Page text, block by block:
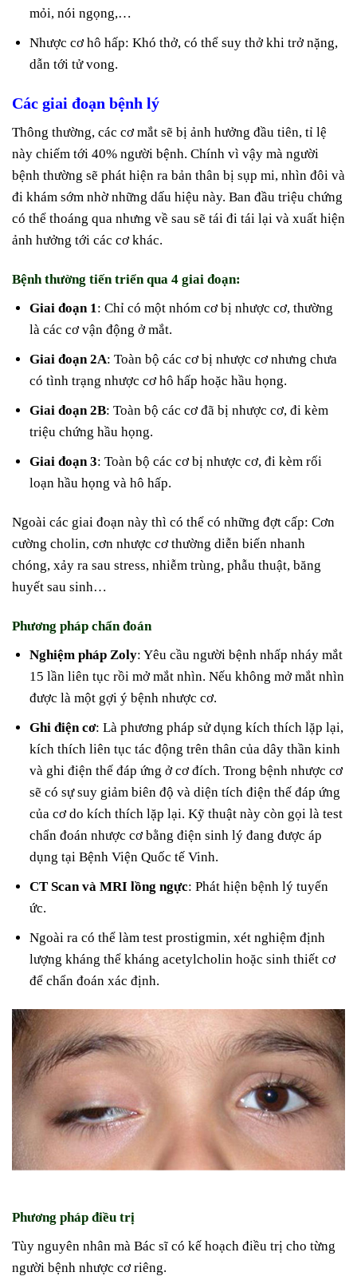
mỏi, nói ngọng,…
Nhược cơ hô hấp: Khó thở, có thể suy thở khi trở nặng,
dẫn tới tử vong.
Các giai đoạn bệnh lý
Thông thường, các cơ mắt sẽ bị ảnh hưởng đầu tiên, tỉ lệ
này chiếm tới 40% người bệnh. Chính vì vậy mà người
bệnh thường sẽ phát hiện ra bản thân bị sụp mi, nhìn đôi và
đi khám sớm nhờ những dấu hiệu này. Ban đầu triệu chứng
có thể thoáng qua nhưng về sau sẽ tái đi tái lại và xuất hiện
ảnh hưởng tới các cơ khác.
Bệnh thường tiến triển qua 4 giai đoạn:
Giai đoạn 1 : Chỉ có một nhóm cơ bị nhược cơ, thường
là các cơ vận động ở mắt.
Giai đoạn 2A: Toàn bộ các cơ bị nhược cơ nhưng chưa
có tình trạng nhược cơ hô hấp hoặc hầu họng.
Giai đoạn 2B: Toàn bộ các cơ đã bị nhược cơ, đi kèm
triệu chứng hầu họng.
Giai đoạn 3: Toàn bộ các cơ bị nhược cơ, đi kèm rối
loạn hầu họng và hô hấp.
Ngoài các giai đoạn này thì có thể có những đợt cấp: Cơn
cường cholin, cơn nhược cơ thường diễn biến nhanh
chóng, xảy ra sau stress, nhiễm trùng, phẫu thuật, băng
huyết sau sinh…
Phương pháp chẩn đoán
Nghiệm pháp Zoly: Yêu cầu người bệnh nhấp nháy mắt
15 lần liên tục rồi mở mắt nhìn. Nếu không mở mắt nhìn
được là một gợi ý bệnh nhược cơ.
Ghi điện cơ: Là phương pháp sử dụng kích thích lặp lại,
kích thích liên tục tác động trên thân của dây thần kinh
và ghi điện thế đáp ứng ở cơ đích. Trong bệnh nhược cơ
sẽ có sự suy giảm biên độ và diện tích điện thế đáp ứng
của cơ do kích thích lặp lại. Kỹ thuật này còn gọi là test
chẩn đoán nhược cơ bằng điện sinh lý đang được áp
dụng tại Bệnh Viện Quốc tế Vinh.
CT Scan và MRI lồng ngực: Phát hiện bệnh lý tuyến
ức.
Ngoài ra có thể làm test prostigmin, xét nghiệm định
lượng kháng thể kháng acetylcholin hoặc sinh thiết cơ
để chẩn đoán xác định.
Phương pháp điều trị
Tùy nguyên nhân mà Bác sĩ có kế hoạch điều trị cho từng
người bệnh nhược cơ riêng.